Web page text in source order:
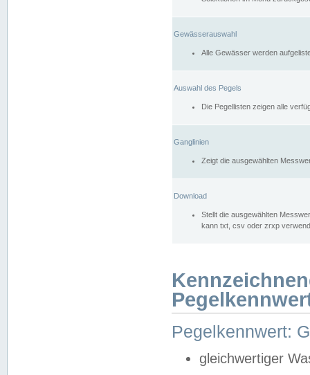
Gewässerauswahl
Alle Gewässer werden
Auswahl des Pegels
Die Pegellisten zeigen alle
Ganglinien
Zeigt die ausgewählten
Download
Stellt die ausgewählten
kann txt, csv oder zrxp
Pegelkennwert:
gleichwertiger